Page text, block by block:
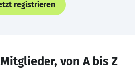
registrieren
Mitglieder, von A bis Z